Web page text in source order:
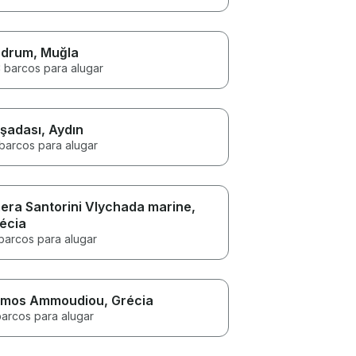
, Muğla
barcos para alugar
, Aydın
para alugar
Santorini Vlychada marine,
para alugar
Ammoudiou, Grécia
para alugar